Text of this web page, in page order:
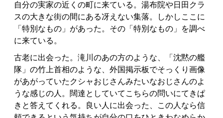
自分の実家の近くの町に来ている。湯布院や日田クラ
スの大きな街の間にある冴えない集落。しかしここに
「特別なもの」があった。その「特別なもの」を調べ
に来ている。
古老に出会った。滝川のあの方のような、「沈黙の艦
隊」の竹上首相のような、外国掲示板でそっくり画像
があがっていたクシャおじさんみたいなおじさんのよ
うな感じの人。闊達としていてこちらの問いにてきぱ
きと答えてくれる。良い人に出会った、この人なら信